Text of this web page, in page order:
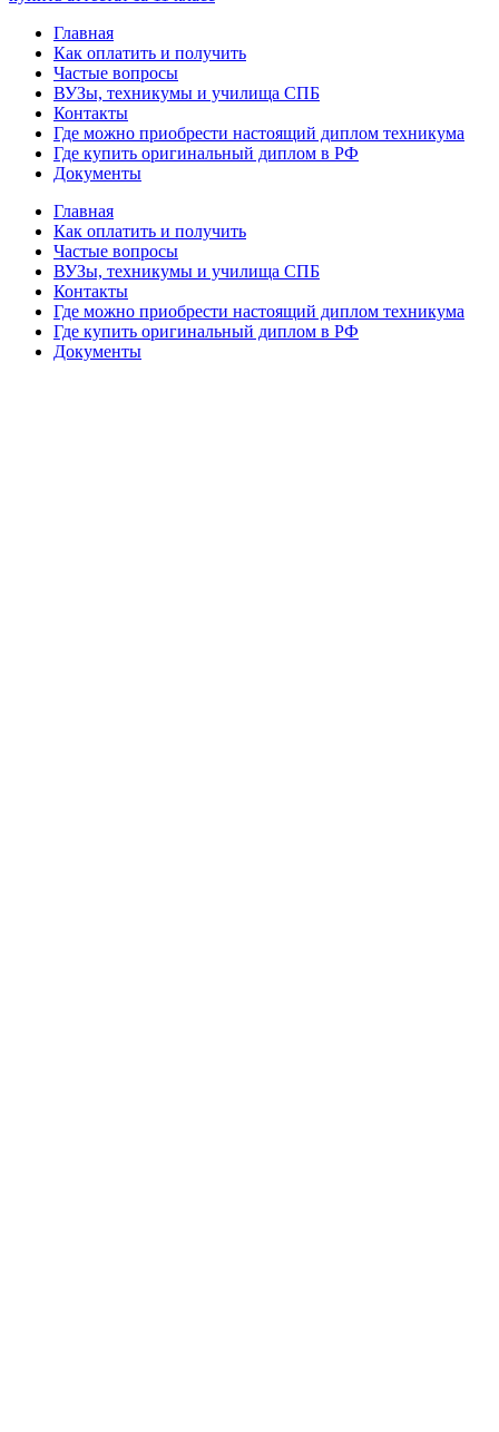
Главная
Как оплатить и получить
Частые вопросы
ВУЗы, техникумы и училища СПБ
Контакты
Где можно приобрести настоящий диплом техникума
Где купить оригинальный диплом в РФ
Документы
Главная
Как оплатить и получить
Частые вопросы
ВУЗы, техникумы и училища СПБ
Контакты
Где можно приобрести настоящий диплом техникума
Где купить оригинальный диплом в РФ
Документы